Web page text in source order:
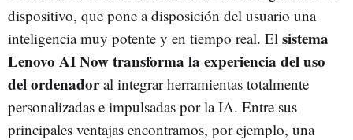
dispositivo, que pone a disposición del usuario una
inteligencia muy potente y en tiempo real. El sistema
Lenovo AI Now transforma la experiencia del uso
del ordenadoral integrar herramientas totalmente
personalizadas e impulsadas por la IA. Entre sus
principales ventajas encontramos, por ejemplo, una